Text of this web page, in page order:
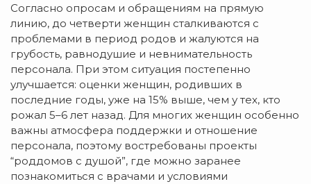
Согласно опросам и обращениям на прямую
линию, до четверти женщин сталкиваются с
проблемами в период родов и жалуются на
грубость, равнодушие и невнимательность
персонала. При этом ситуация постепенно
улучшается: оценки женщин, родивших в
последние годы, уже на 15% выше, чем у тех, кто
рожал 5–6 лет назад. Для многих женщин особенно
важны атмосфера поддержки и отношение
персонала, поэтому востребованы проекты
“роддомов с душой”, где можно заранее
познакомиться с врачами и условиями